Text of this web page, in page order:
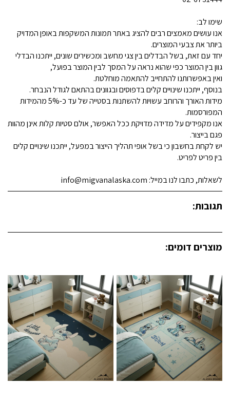
שימו לב:
אנו עושים מאמצים רבים להציג באתר תמונות המשקפות באופן המדויק
ביותר את צבעי המוצרים.
יחד עם זאת, בשל הבדלים בין צגי מחשב ומכשירים שונים, ייתכנו הבדלי
גוון בין המוצר כפי שהוא נראה על המסך לבין המוצר בפועל,
ואין באפשרותנו להתחייב להתאמה מוחלטת.
בנוסף, ייתכנו שינויים קלים בדפוסים ובגוונים בהתאם לגודל הנבחר.
מידות האורך והרוחב עשויות להשתנות בסטייה של עד כ-5% מהמידות
המפורסמות.
אנו מקפידים על מדידה מדויקת ככל האפשר, אולם סטיות קלות אינן מהוות
פגם בייצור.
יש לקחת בחשבון כי בשל אופי תהליך הייצור במפעל, ייתכנו שינויים קלים
בין פריט לפריט.
לשאלות, כתבו לנו במייל: info@migvanalaska.com
תגובות:
מוצרים דומים: